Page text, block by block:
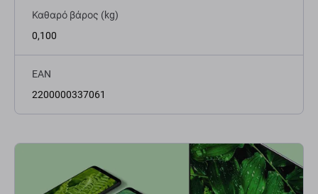
Καθαρό βάρος (kg)
0,100
EAN
2200000337061